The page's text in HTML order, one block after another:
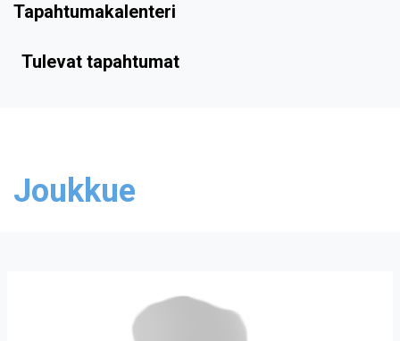
Tapahtumakalenteri
Tulevat tapahtumat
Joukkue